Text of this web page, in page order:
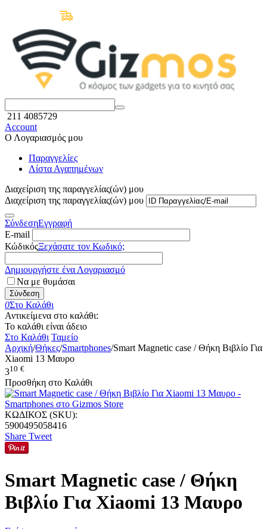
211 4085729
Account
Ο Λογαριασμός μου
Παραγγελίες
Λίστα Αγαπημένων
Διαχείριση της παραγγελίας(ών) μου
Διαχείριση της παραγγελίας(ών) μου
ΣύνδεσηΕγγραφή
E-mail
ΚώδικόςΞεχάσατε τον Κωδικό;
Δημιουργήστε ένα Λογαριασμό
Να με θυμάσαι
Σύνδεση
0Στο Καλάθι
Αντικείμενα στο καλάθι:
Το καλάθι είναι άδειο
Στο Καλάθι Ταμείο
Αρχική/Θήκες/Smartphones/Smart Magnetic case / Θήκη Βιβλίο Για
Xiaomi 13 Μαυρο
310 €
Προσθήκη στο Καλάθι
ΚΩΔΙΚΟΣ (SKU):
5900495058416
Share Tweet
Smart Magnetic case / Θήκη
Βιβλίο Για Xiaomi 13 Μαυρο